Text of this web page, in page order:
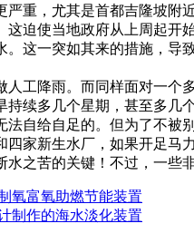
，尤其是首都吉隆坡附
迫使当地政府从上周起开
一突如其来的措施，导
降雨。而同样面对一个
续多几个星期，甚至多几
给自足的。但为了不被
家新生水厂，如果开足马
苦的关键！不过，一些非
氧富氧助燃节能装置
制作的海水淡化装置